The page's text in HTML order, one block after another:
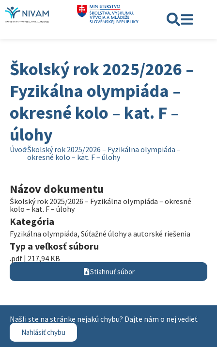
Školský rok 2025/2026 –
Fyzikálna olympiáda –
okresné kolo – kat. F –
úlohy
ÚvodŠkolský rok 2025/2026 – Fyzikálna olympiáda –
okresné kolo – kat. F – úlohy
Názov dokumentu
Školský rok 2025/2026 – Fyzikálna olympiáda – okresné
kolo – kat. F – úlohy
Kategória
Fyzikálna olympiáda, Súťažné úlohy a autorské riešenia
Typ a veľkosť súboru
.pdf | 217,94 KB
Stiahnuť súbor
Našli ste na stránke nejakú chybu? Dajte nám o nej vedieť.
Nahlásiť chybu